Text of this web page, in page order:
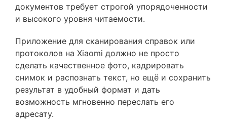
документов требует строгой упорядоченности
и высокого уровня читаемости.
Приложение для сканирования справок или
протоколов на Xiaomi должно не просто
сделать качественное фото, кадрировать
снимок и распознать текст, но ещё и сохранить
результат в удобный формат и дать
возможность мгновенно переслать его
адресату.